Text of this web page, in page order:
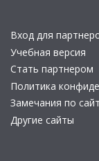
Вход для
Учебная версия
Стать партнером
Политика
Замечания по
Другие сайты